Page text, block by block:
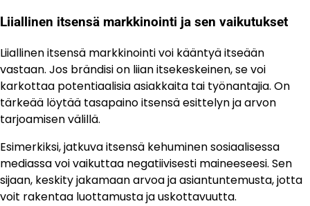
Liiallinen itsensä markkinointi ja sen vaikutukset
Liiallinen itsensä markkinointi voi kääntyä itseään
vastaan. Jos brändisi on liian itsekeskeinen, se voi
karkottaa potentiaalisia asiakkaita tai työnantajia. On
tärkeää löytää tasapaino itsensä esittelyn ja arvon
tarjoamisen välillä.
Esimerkiksi, jatkuva itsensä kehuminen sosiaalisessa
mediassa voi vaikuttaa negatiivisesti maineeseesi. Sen
sijaan, keskity jakamaan arvoa ja asiantuntemusta, jotta
voit rakentaa luottamusta ja uskottavuutta.